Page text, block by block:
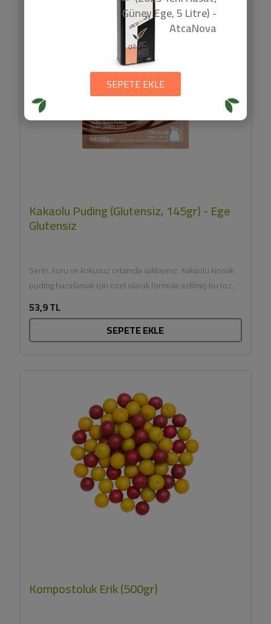
Kakaolu Puding (Glutensiz, 145gr) - Ege
Glutensiz
Serin, kuru ve kokusuz ortamda saklayınız. Kakaolu kinoalı
puding hazırlamak için özel olarak formüle edilmiş bu toz
53,9 TL
SEPETE EKLE
Kompostoluk Erik (500gr)
Güney Ege, 5 Litre) -
AtcaNova
SEPETE EKLE